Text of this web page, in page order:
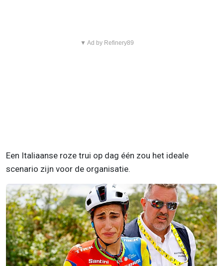
▼ Ad by Refinery89
Een Italiaanse roze trui op dag één zou het ideale
scenario zijn voor de organisatie.